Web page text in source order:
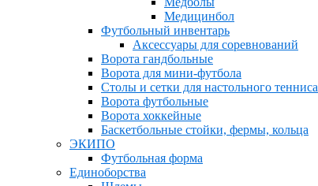
Медицинбол
Футбольный инвентарь
Аксессуары для соревнований
Ворота гандбольные
Ворота для мини-футбола
Столы и сетки для настольного тенниса
Ворота футбольные
Ворота хоккейные
Баскетбольные стойки, фермы, кольца
ЭКИПО
Футбольная форма
Единоборства